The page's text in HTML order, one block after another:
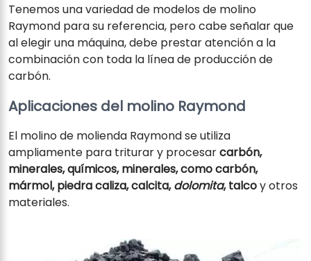
Tenemos una variedad de modelos de molino
Raymond para su referencia, pero cabe señalar que
al elegir una máquina, debe prestar atención a la
combinación con toda la línea de producción de
carbón.
Aplicaciones del molino Raymond
El molino de molienda Raymond se utiliza
ampliamente para triturar y procesarcarbón,
minerales, químicos, minerales, como carbón,
mármol, piedra caliza, calcita,dolomita, talcoy otros
materiales.